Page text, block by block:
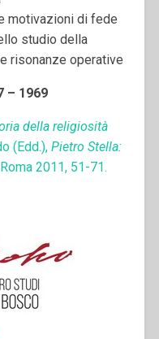
motivazioni di fede
studio della
risonanze operative
– 1969
della religiosità
(Edd.), Pietro Stella:
2011, 51-71.